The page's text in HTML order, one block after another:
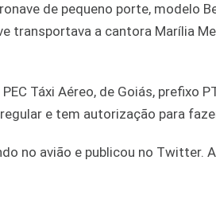
de pequeno porte, modelo
transportava a cantora Marília
Táxi Aéreo, de Goiás, prefixo
e tem autorização para
no avião e publicou no Twitter.